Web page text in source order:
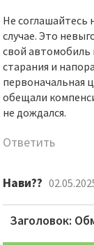
Не соглашайтесь
случае. Это
свой автомобиль
старания и
первоначальная
обещали
не дождался.
Ответить
Нави??
Заголовок: